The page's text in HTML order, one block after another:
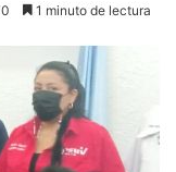
1 minuto de lectura